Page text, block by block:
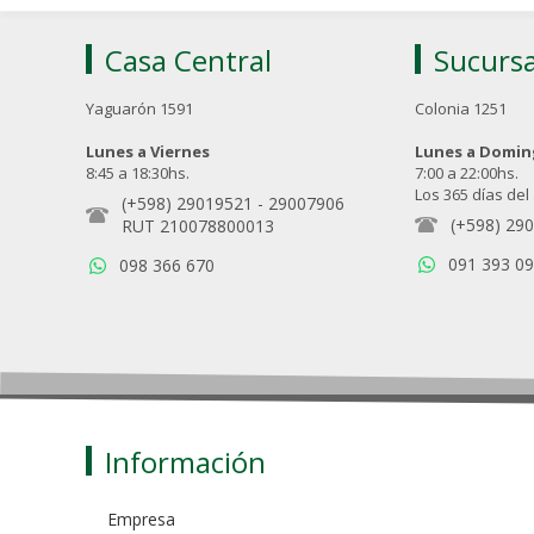
Casa Central
Yaguarón 1591
Lunes a Viernes
8:45 a 18:30hs.
(+598) 29019521 - 29007906
RUT 210078800013
098 366 670
Colonia 1251
Lunes a
7:00 a 22:00hs.
Los 365 días
(+598)
091 393
Información
Empresa